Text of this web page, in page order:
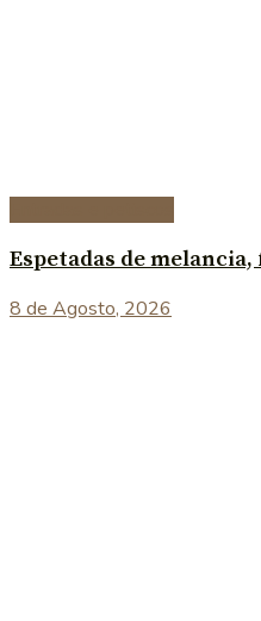
Espetadas de
8 de Agosto, 2026